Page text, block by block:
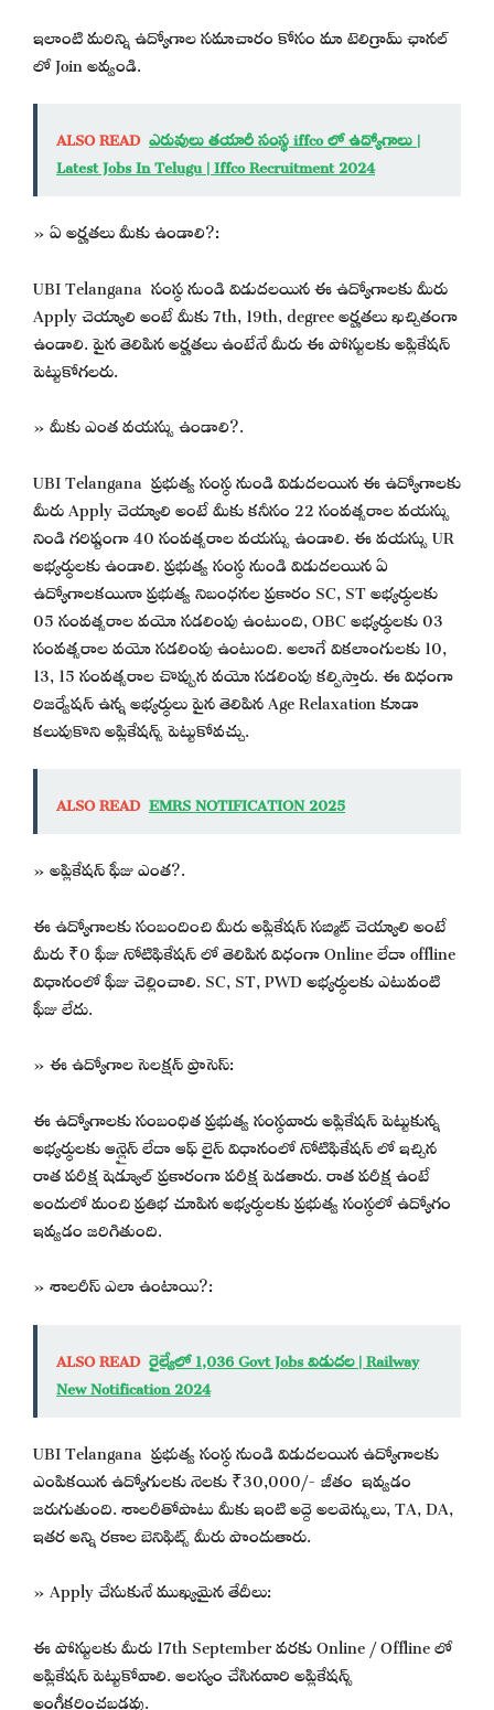
ఇలాంటి మరిన్ని ఉద్యోగాల సమాచారం కోసం మా టెలిగ్రామ్ ఛానల్
లో Join అవ్వండి.
ALSO READ ఎరువులు తయారీ సంస్థ iffco లో ఉద్యోగాలు |
Latest Jobs In Telugu | Iffco Recruitment 2024
» ఏ అర్హతలు మీకు ఉండాలి?:
UBI Telangana సంస్థ నుండి విడుదలయిన ఈ ఉద్యోగాలకు మీరు
Apply చెయ్యాలి అంటే మీకు 7th, 19th, degree అర్హతలు ఖచ్చితంగా
ఉండాలి. పైన తెలిపిన అర్హతలు ఉంటేనే మీరు ఈ పోస్టులకు అప్లికేషన్
పెట్టుకోగలరు.
» మీకు ఎంత వయస్సు ఉండాలి?.
UBI Telangana ప్రభుత్వ సంస్థ నుండి విడుదలయిన ఈ ఉద్యోగాలకు
మీరు Apply చెయ్యాలి అంటే మీకు కనీసం 22 సంవత్సరాల వయస్సు
నిండి గరిష్టంగా 40 సంవత్సరాల వయస్సు ఉండాలి. ఈ వయస్సు UR
అభ్యర్థులకు ఉండాలి. ప్రభుత్వ సంస్థ నుండి విడుదలయిన ఏ
ఉద్యోగాలకయినా ప్రభుత్వ నిబంధనల ప్రకారం SC, ST అభ్యర్థులకు
05 సంవత్సరాల వయో సడలింపు ఉంటుంది, OBC అభ్యర్థులకు 03
సంవత్సరాల వయో సడలింపు ఉంటుంది. అలాగే వికలాంగులకు 10,
13, 15 సంవత్సరాల చొప్పున వయో సడలింపు కల్పిస్తారు. ఈ విధంగా
రిజర్వేషన్ ఉన్న అభ్యర్థులు పైన తెలిపిన Age Relaxation కూడా
కలుపుకొని అప్లికేషన్స్ పెట్టుకోవచ్చు.
ALSO READ EMRS NOTIFICATION 2025
» అప్లికేషన్ ఫీజు ఎంత?.
ఈ ఉద్యోగాలకు సంబందించి మీరు అప్లికేషన్ సబ్మిట్ చెయ్యాలి అంటే
మీరు ₹0 ఫీజు నోటిఫికేషన్ లో తెలిపిన విధంగా Online లేదా offline
విధానంలో ఫీజు చెల్లించాలి. SC, ST, PWD అభ్యర్థులకు ఎటువంటి
ఫీజు లేదు.
» ఈ ఉద్యోగాల సెలక్షన్ ప్రాసెస్:
ఈ ఉద్యోగాలకు సంబంధిత ప్రభుత్వ సంస్థవారు అప్లికేషన్ పెట్టుకున్న
అభ్యర్థులకు ఆన్లైన్ లేదా ఆఫ్ లైన్ విధానంలో నోటిఫికేషన్ లో ఇచ్చిన
రాత పరీక్ష షెడ్యూల్ ప్రకారంగా పరీక్ష పెడతారు. రాత పరీక్ష ఉంటే
అందులో మంచి ప్రతిభ చూపిన అభ్యర్థులకు ప్రభుత్వ సంస్థలో ఉద్యోగం
ఇవ్వడం జరిగితుంది.
» శాలరీస్ ఎలా ఉంటాయి?:
ALSO READ రైల్వేలో 1,036 Govt Jobs విడుదల | Railway
New Notification 2024
UBI Telangana ప్రభుత్వ సంస్థ నుండి విడుదలయిన ఉద్యోగాలకు
ఎంపికయిన ఉద్యోగులకు నెలకు ₹30,000/- జీతం ఇవ్వడం
జరుగుతుంది. శాలరీతోపాటు మీకు ఇంటి అద్దె అలవెన్సులు, TA, DA,
ఇతర అన్ని రకాల బెనిఫిట్స్ మీరు పొందుతారు.
» Apply చేసుకునే ముఖ్యమైన తేదీలు:
ఈ పోస్టులకు మీరు 17th September వరకు Online / Offline లో
అప్లికేషన్ పెట్టుకోవాలి. ఆలస్యం చేసినవారి అప్లికేషన్స్
అంగీకరించబడవు.